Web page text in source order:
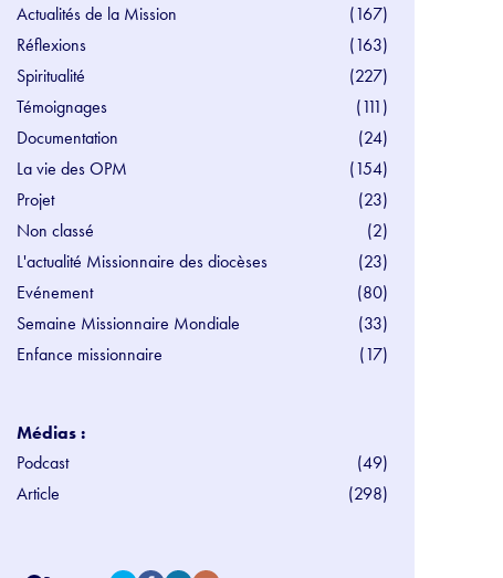
Actualités de la Mission
(167)
Réflexions
(163)
Spiritualité
(227)
Témoignages
(111)
Documentation
(24)
La vie des OPM
(154)
Projet
(23)
Non classé
(2)
L'actualité Missionnaire des diocèses
(23)
Evénement
(80)
Semaine Missionnaire Mondiale
(33)
Enfance missionnaire
(17)
Médias :
Podcast
(49)
Article
(298)